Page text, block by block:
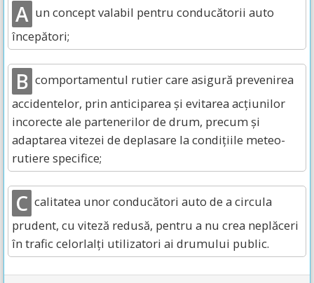
A un concept valabil pentru conducătorii auto
începători;
B comportamentul rutier care asigură prevenirea
accidentelor, prin anticiparea și evitarea acțiunilor
incorecte ale partenerilor de drum, precum și
adaptarea vitezei de deplasare la condițiile meteo-
rutiere specifice;
C calitatea unor conducători auto de a circula
prudent, cu viteză redusă, pentru a nu crea neplăceri
în trafic celorlalți utilizatori ai drumului public.